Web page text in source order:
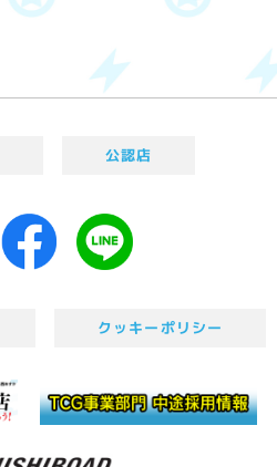
公認店
クッキーポリシー